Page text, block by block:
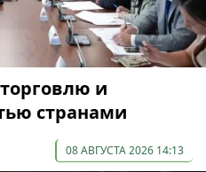
и
странами
08 АВГУСТА 2026 14:13